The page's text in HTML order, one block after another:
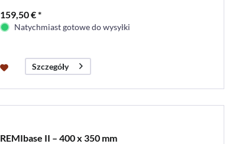
159,50 € *
Natychmiast gotowe do wysyłki
Szczegóły
REMIbase II – 400 x 350 mm